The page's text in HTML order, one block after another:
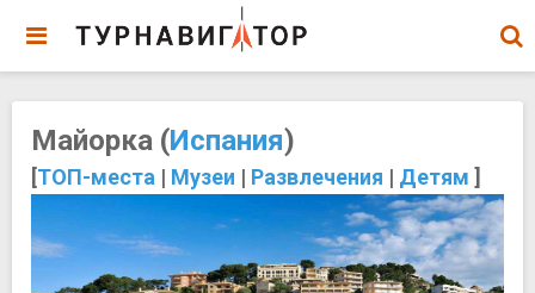
Майорка (Испания)
[ТОП-места | Музеи | Развлечения | Детям ]